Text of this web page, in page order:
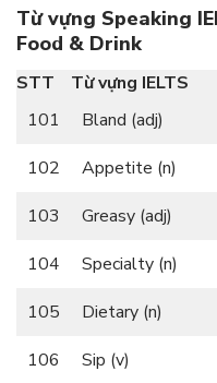
Từ vựng Speaking
Food & Drink
STT Từ vựng IELTS
101
Bland (adj)
102
Appetite (n)
103
Greasy (adj)
104
Specialty (n)
105
Dietary (n)
106
Sip (v)